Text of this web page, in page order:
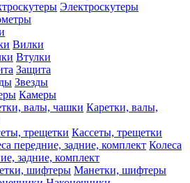
Электроскутеры
Вилки
Втулки
Защита
Звезды
Камеры
Каретки, валы,
Кассеты, трещетки
Колеса
задние, комплект
Манетки, шифтеры